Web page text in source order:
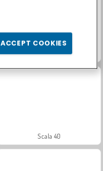
Royal Story
Scala 40
ACCEPT COOKIES